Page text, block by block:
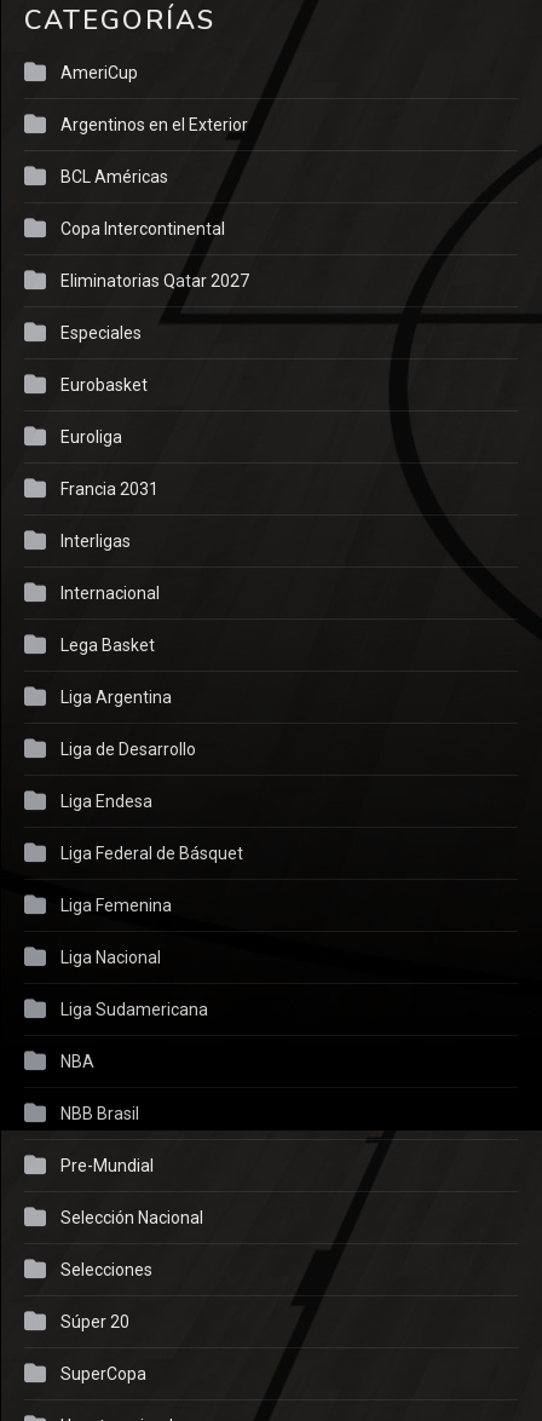
CATEGORÍAS
AmeriCup
Argentinos en el Exterior
BCL Américas
Copa Intercontinental
Eliminatorias Qatar 2027
Especiales
Eurobasket
Euroliga
Francia 2031
Interligas
Internacional
Lega Basket
Liga Argentina
Liga de Desarrollo
Liga Endesa
Liga Federal de Básquet
Liga Femenina
Liga Nacional
Liga Sudamericana
NBA
NBB Brasil
Pre-Mundial
Selección Nacional
Selecciones
Súper 20
SuperCopa